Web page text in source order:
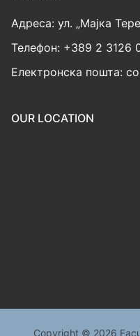
Адреса: ул. „Мајка
Телефон: +389 2 3126
Електронска пошта:
OUR LOCATION
Copyright © 2026